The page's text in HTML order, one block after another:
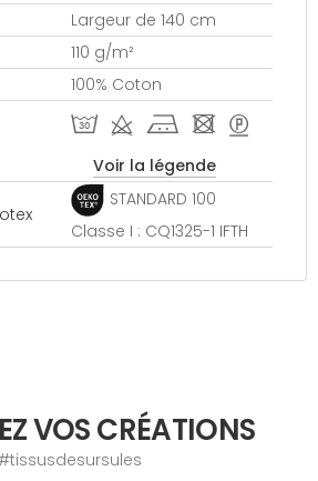
Largeur de 140 cm
110 g/m²
100% Coton
T d j - >
Voir la légende
STANDARD 100
Classe I : CQ1325-1 IFTH
VOS CRÉATIONS